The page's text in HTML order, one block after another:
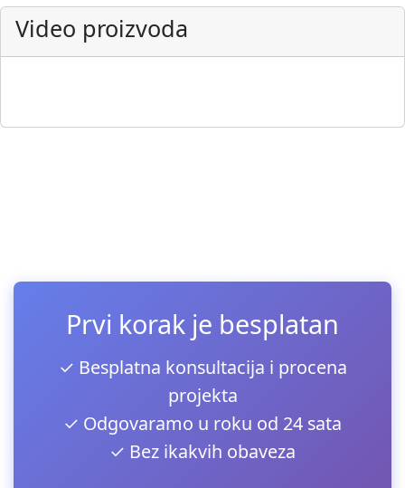
Video proizvoda
▶
Prvi korak je besplatan
✓ Besplatna konsultacija i procena
projekta
✓ Odgovaramo u roku od 24 sata
✓ Bez ikakvih obaveza